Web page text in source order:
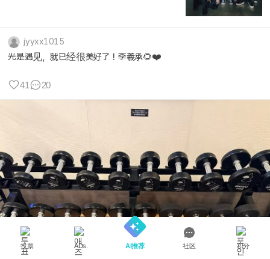
jyyxx1015
光是遇见，就已经很美好了！李羲承🌻❤️
41 20
投票 ADs. AI推荐 社区 积分